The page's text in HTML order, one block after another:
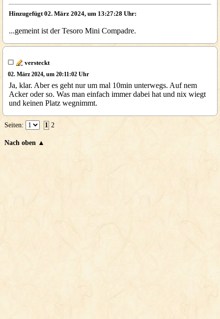
Hinzugefügt 02. März 2024, um 13:27:28 Uhr:
...gemeint ist der Tesoro Mini Compadre.
versteckt
02. März 2024, um 20:11:02 Uhr
Ja, klar. Aber es geht nur um mal 10min unterwegs. Auf nem
Acker oder so. Was man einfach immer dabei hat und nix wiegt
und keinen Platz wegnimmt.
Seiten: 1 2
Nach oben ▲